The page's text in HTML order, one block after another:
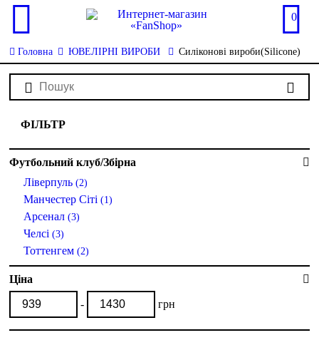
0
Головна ЮВЕЛІРНІ ВИРОБИ Силіконові вироби(Silicone)
ФІЛЬТР
Футбольний клуб/Збірна
Ліверпуль(2)
Манчестер Сіті(1)
Арсенал(3)
Челсі(3)
Тоттенгем(2)
Ціна
- грн